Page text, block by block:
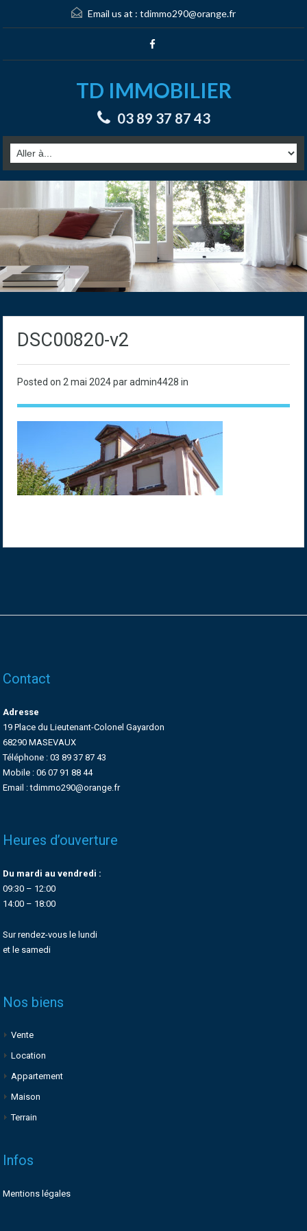
Email us at : tdimmo290@orange.fr
TD IMMOBILIER
03 89 37 87 43
DSC00820-v2
Posted on 2 mai 2024par admin4428 in
Contact
Adresse
19 Place du Lieutenant-Colonel Gayardon
68290 MASEVAUX
Téléphone : 03 89 37 87 43
Mobile : 06 07 91 88 44
Email : tdimmo290@orange.fr
Heures d’ouverture
Du mardi au vendredi :
09:30 – 12:00
14:00 – 18:00
Sur rendez-vous le lundi
et le samedi
Nos biens
Vente
Location
Appartement
Maison
Terrain
Infos
Mentions légales